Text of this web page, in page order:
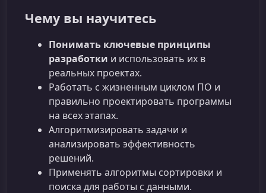
Чему вы научитесь
Понимать ключевые принципы
разработки и использовать их в
реальных проектах.
Работать с жизненным циклом ПО и
правильно проектировать программы
на всех этапах.
Алгоритмизировать задачи и
анализировать эффективность
решений.
Применять алгоритмы сортировки и
поиска для работы с данными.